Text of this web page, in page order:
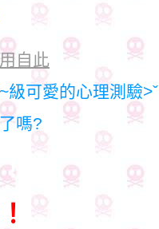
自此
級可愛的心理測驗
嗎?